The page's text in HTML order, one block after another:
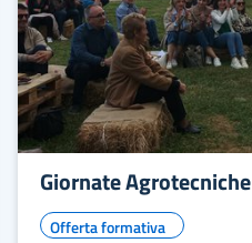
Giornate Agrotecniche
Offerta formativa